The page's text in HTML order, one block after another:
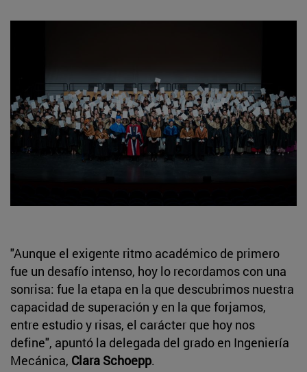
"Aunque el exigente ritmo académico de primero
fue un desafío intenso, hoy lo recordamos con una
sonrisa: fue la etapa en la que descubrimos nuestra
capacidad de superación y en la que forjamos,
entre estudio y risas, el carácter que hoy nos
define", apuntó la delegada del grado en Ingeniería
Mecánica, Clara Schoepp.